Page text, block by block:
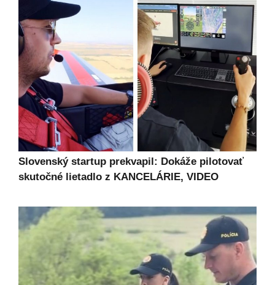
Slovenský startup prekvapil: Dokáže pilotovať
skutočné lietadlo z KANCELÁRIE, VIDEO